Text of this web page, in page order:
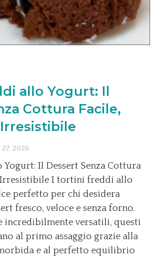
allo Yogurt: Il
Cottura Facile,
27, 2026
Il Dessert Senza Cottura
Irresistibile I tortini freddi allo
perfetto per chi desidera
fresco, veloce e senza forno.
incredibilmente versatili, questi
al primo assaggio grazie alla
e al perfetto equilibrio